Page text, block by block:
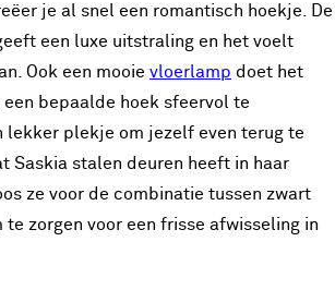
je al snel een romantisch hoekje. De
een luxe uitstraling en het voelt
Ook een mooie vloerlamp doet het
bepaalde hoek sfeervol te
lekker plekje om jezelf even terug te
Saskia stalen deuren heeft in haar
ze voor de combinatie tussen zwart
te zorgen voor een frisse afwisseling in